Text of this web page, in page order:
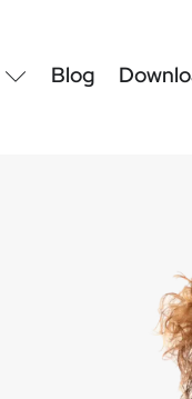
Blog